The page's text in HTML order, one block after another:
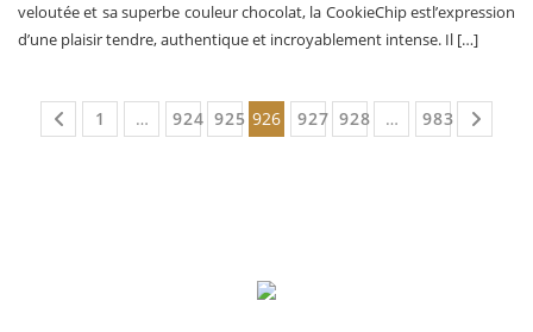
veloutée et sa superbe couleur chocolat, la CookieChip estl’expression
d’une plaisir tendre, authentique et incroyablement intense. Il […]
1 … 924 925 926 927 928 … 983